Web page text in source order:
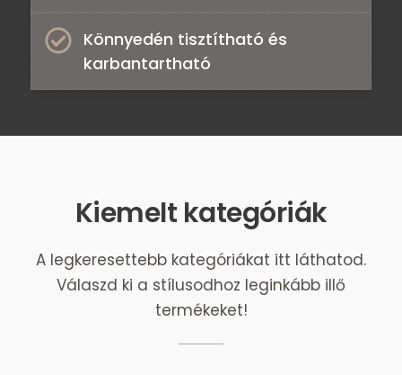
Könnyedén tisztítható és
karbantartható ​
Kiemelt kategóriák
A legkeresettebb kategóriákat itt láthatod.
Válaszd ki a stílusodhoz leginkább illő
termékeket!